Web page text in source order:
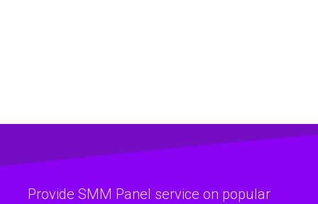
Provide SMM Panel service on popular